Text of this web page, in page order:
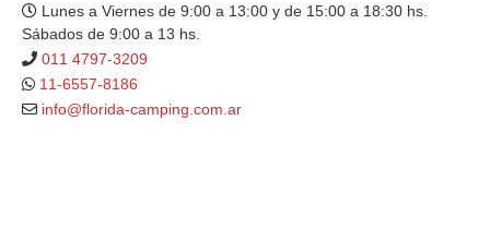
Lunes a Viernes de 9:00 a 13:00 y de 15:00 a 18:30 hs.
Sábados de 9:00 a 13 hs.
011 4797-3209
11-6557-8186
info@florida-camping.com.ar